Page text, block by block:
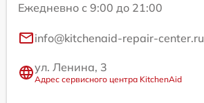
Ежедневно с 9:00 до 21:00
info@kitchenaid-repair-center.ru
ул. Ленина, 3
Адрес сервисного центра KitchenAid